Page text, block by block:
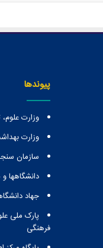
پیوندها
وزارت
وزارت
سازمان
دانشگاهها
جهاد
پارک ملی
فرهنگی